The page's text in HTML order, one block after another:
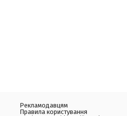
Рекламодавцям
Правила користування